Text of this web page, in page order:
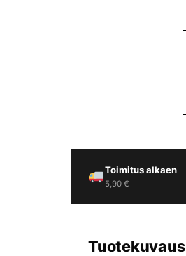
Toimitus alkaen
5,90 €
Tuotekuvaus